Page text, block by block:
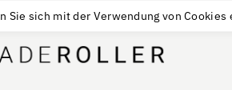
sich mit der Verwendung von Cookies
LIEFERUNG VON30€KAUFEN